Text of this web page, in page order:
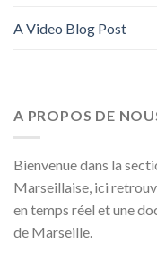
A Video Blog Post
A PROPOS DE
Bienvenue dans la
Marseillaise, ici
en temps réel et une
de Marseille.